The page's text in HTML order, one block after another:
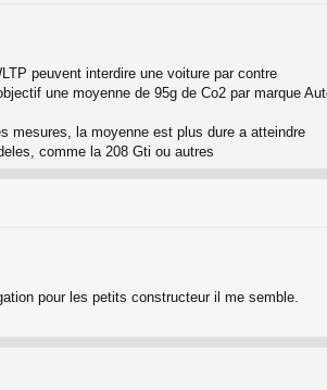
peuvent interdire une voiture par contre
une moyenne de 95g de Co2 par marque
mesures, la moyenne est plus dure a atteindre
comme la 208 Gti ou autres
pour les petits constructeur il me semble.